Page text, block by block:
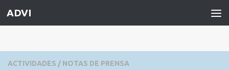
Saltar al contenido
ADVI
ACTIVIDADES / NOTAS DE PRENSA